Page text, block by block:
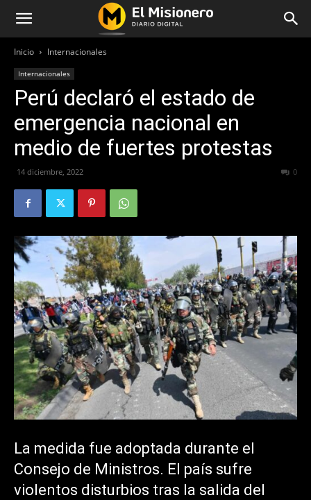
Inicio Internacionales
Internacionales
Perú declaró el estado de
emergencia nacional en
medio de fuertes protestas
14 diciembre, 2022 0
La medida fue adoptada durante el
Consejo de Ministros. El país sufre
violentos disturbios tras la salida del